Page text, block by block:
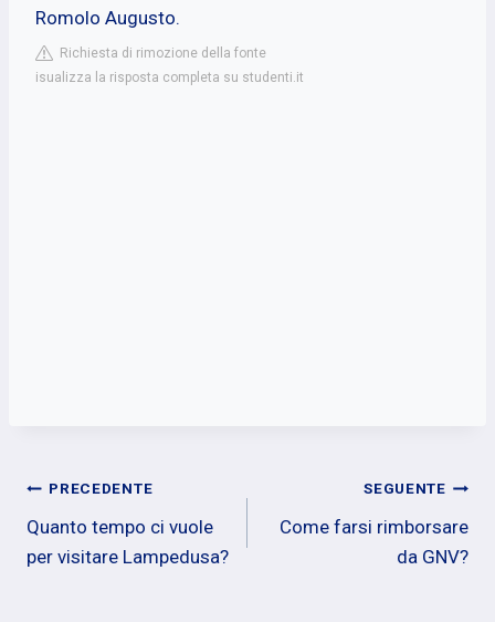
Romolo Augusto.
Richiesta di rimozione della fonte
isualizza la risposta completa su studenti.it
Navigazione
articoli
PRECEDENTE
Quanto tempo ci vuole
per visitare Lampedusa?
SEGUENTE
Come farsi rimborsare
da GNV?